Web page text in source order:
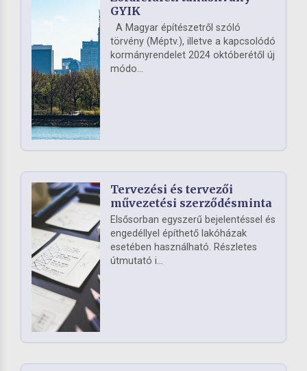
GYIK
A Magyar építészetről szóló
törvény (Méptv.), illetve a kapcsolódó
kormányrendelet 2024 októberétől új
módo...
Tervezési és tervezői
művezetési szerződésminta
Elsősorban egyszerű bejelentéssel és
engedéllyel építhető lakóházak
esetében használható. Részletes
útmutató i...